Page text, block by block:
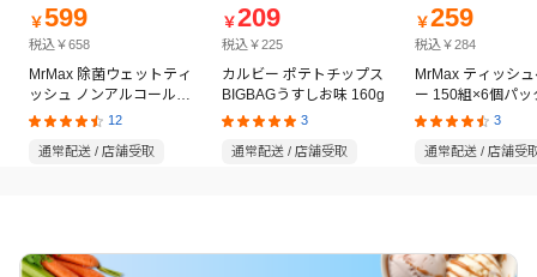
￥599
税込￥658
MrMax 除菌ウェットティ
ッシュ ノンアルコールタ
イプ 60枚×8個パック
12
通常配送 / 店舗受取
￥209
税込￥225
カルビー ポテトチップス
BIGBAGうすしお味 160g
3
通常配送 / 店舗受取
￥259
税込￥284
MrMax ティッシ
ー 150組×6個パッ
3
通常配送 / 店舗受